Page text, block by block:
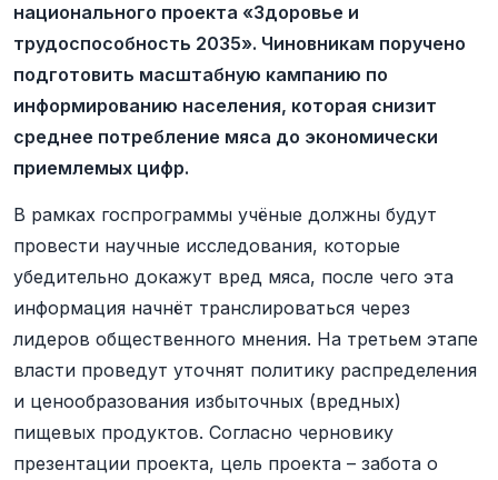
национального проекта «Здоровье и
трудоспособность 2035». Чиновникам поручено
подготовить масштабную кампанию по
информированию населения, которая снизит
среднее потребление мяса до экономически
приемлемых цифр.
В рамках госпрограммы учёные должны будут
провести научные исследования, которые
убедительно докажут вред мяса, после чего эта
информация начнёт транслироваться через
лидеров общественного мнения. На третьем этапе
власти проведут уточнят политику распределения
и ценообразования избыточных (вредных)
пищевых продуктов. Согласно черновику
презентации проекта, цель проекта – забота о